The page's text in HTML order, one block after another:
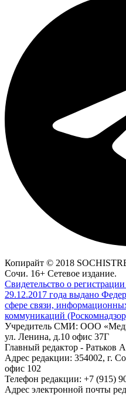
Копирайт © 2018
Сочи. 16+ Сетевое издание.
Свидетельство о
29.12.2017 года выдано
сфере связи,
коммуникаций
Учредитель СМИ: ООО
ул. Ленина, д.10 офис 37Г
Главный редактор - Ратьков
Адрес редакции: 354002, г.
офис 102
Телефон редакции: +7 (915)
Адрес электронной почты